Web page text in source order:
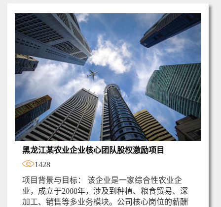
黑龙江某农业企业核心团队股权激励项目
1428
项目背景与目标： 该企业是一家综合性农业企
业，成立于2008年，涉及到种植、粮食贸易、深
加工、销售等多业务模块。公司核心岗位的薪酬